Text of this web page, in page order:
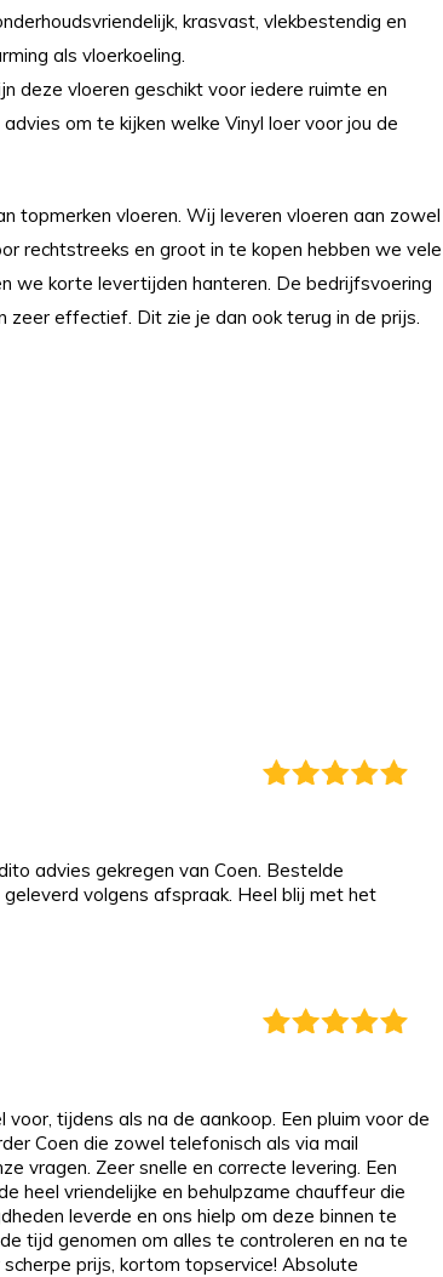
krasvast, vlekbestendig en
als vloerkoeling.
deze vloeren geschikt voor iedere ruimte en
om te kijken welke Vinyl loer voor jou de
topmerken vloeren. Wij leveren vloeren aan zowel
rechtstreeks en groot in te kopen hebben we vele
we korte levertijden hanteren. De bedrijfsvoering
zeer effectief. Dit zie je dan ook terug in de prijs.
advies gekregen van Coen. Bestelde
volgens afspraak. Heel blij met het
tijdens als na de aankoop. Een pluim voor de
Coen die zowel telefonisch als via mail
vragen. Zeer snelle en correcte levering. Een
heel vriendelijke en behulpzame chauffeur die
leverde en ons hielp om deze binnen te
tijd genomen om alles te controleren en na te
prijs, kortom topservice! Absolute